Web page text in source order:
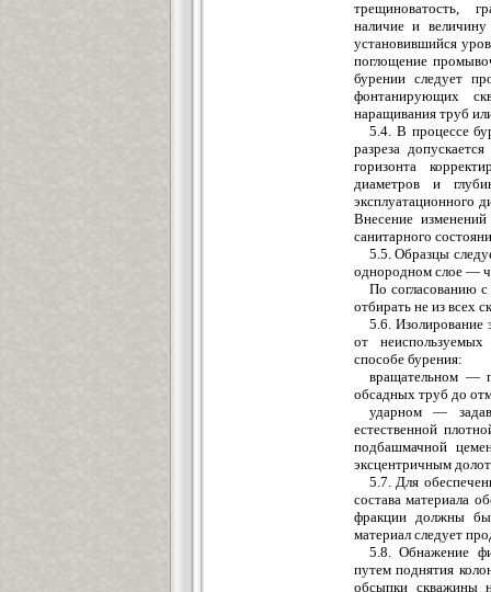
трещиноватость,
наличие и
установившийся
поглощение
бурении следует
фонтанирующих
наращивания труб
5.4. В процессе
разреза
горизонта
диаметров и
эксплуатационного
Внесение
санитарного
5.5. Образцы
однородном слое —
По согласованию
отбирать не из всех
5.6. Изолирование
от
способе бурения:
вращательном —
обсадных труб до
ударном —
естественной
подбашмачной
эксцентричным
5.7. Для
состава материала
фракции должны
материал следует
5.8. Обнажение
путем поднятия
обсыпки скважины